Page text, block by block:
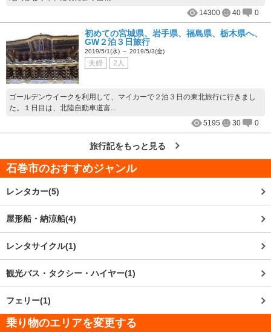
14300
40 0
初めての宮城県、岩手県、福島県、栃木県へ、
GW２泊３日旅行
2019/5/1(水) ～ 2019/5/3(金)
夫婦 2人
ゴールデンウイークを利用して、マイカーで２泊３日の東北旅行に行きまし
た。１日目は、北陸自動車道富...
5195
30 0
旅行記をもっと見る
石巻市のおすすめジャンル
レンタカー(5)
屋形船・納涼船(4)
レンタサイクル(1)
観光バス・タクシー・ハイヤー(1)
フェリー(1)
乗り物のエリアを変更する